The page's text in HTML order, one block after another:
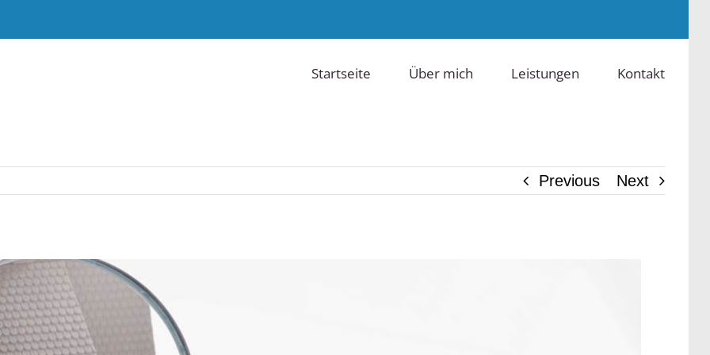
Startseite Über mich Leistungen Kontakt
Previous Next